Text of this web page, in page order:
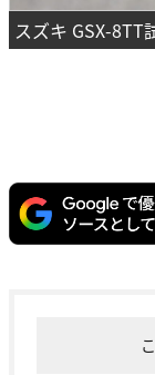
スズキ GSX-8TT